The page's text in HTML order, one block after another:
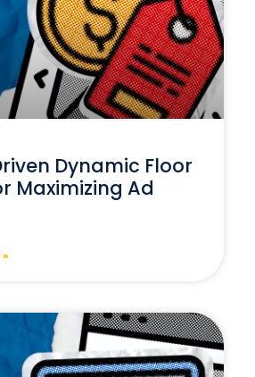
Dynamic Floor
Maximizing Ad